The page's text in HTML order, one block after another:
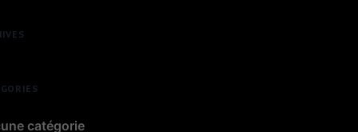
catégorie